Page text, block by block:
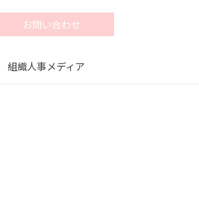
お問い合わせ
組織人事メディア